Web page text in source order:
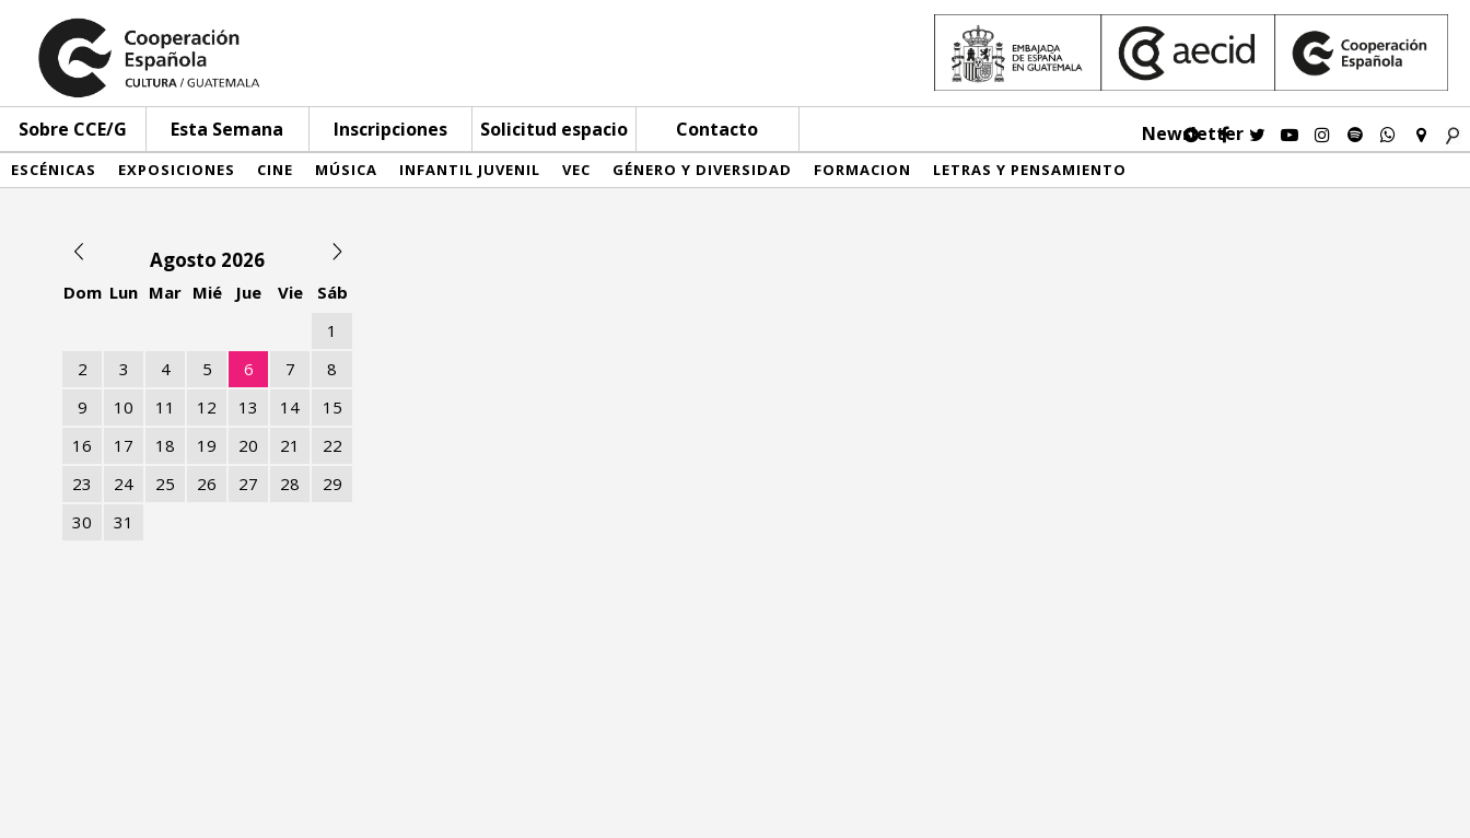
Sobre CCE/G Esta Semana Inscripciones Solicitud espacio Contacto Newsletter
ESCÉNICAS EXPOSICIONES CINE MÚSICA INFANTIL JUVENIL VEC GÉNERO Y DIVERSIDAD FORMACION LETRAS Y PENSAMIENTO
Agosto 2026
Dom Lun Mar Mié Jue Vie
Sáb
1
2
3 4 5 6 7
8
9
10 11 12 13 14
15
16
17 18 19 20 21
22
23
24 25 26 27 28
29
30
31